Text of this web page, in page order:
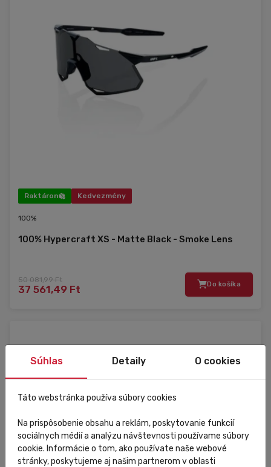
Raktáron Kedvezmény
100%
100% Hypercraft XS - Matte Black - Smoke Lens
50 081,99 Ft
37 561,49 Ft Do košíka
Súhlas Detaily O cookies
Táto webstránka používa súbory cookies
Na prispôsobenie obsahu a reklám, poskytovanie funkcií
sociálnych médií a analýzu návštevnosti používame súbory
cookie. Informácie o tom, ako používate naše webové
stránky, poskytujeme aj našim partnerom v oblasti